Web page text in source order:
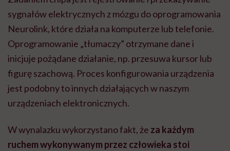
sygnałów elektrycznych z mózgu do oprogramowania
Neurolink, które działa na komputerze lub telefonie.
Oprogramowanie „tłumaczy” otrzymane dane i
inicjuje pożądane działanie, np. przesuwa kursor lub
figurę szachową. Proces konfigurowania urządzenia
jest podobny to innych działających w naszym
urządzeniach elektronicznych.
W wynalazku wykorzystano fakt, że za każdym
ruchem wykonywanym przez człowieka stoi